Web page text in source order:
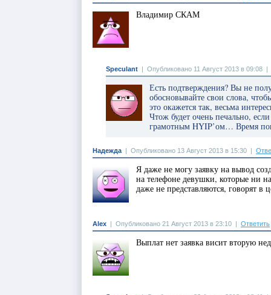
Владимир СКАМ
Speculant | Опубликовано 11 Август 2013 в 09:08 |
Есть подтверждения? Вы не
обосновывайте свои слова,
это окажется так, весьма
Чтож будет очень печально,
грамотным HYIP’ом… Время
Надежда | Опубликовано 13 Август 2013 в 15:30 |
Я даже не могу заявку на вывод
на телефоне девушки, которые ни
даже не представляются, говорят в
Аlex | Опубликовано 21 Август 2013 в 23:10 | Ответить
Выплат нет заявка висит вторую